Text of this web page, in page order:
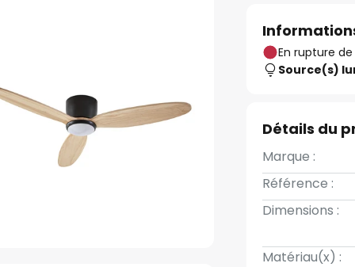
En rupture
Source(s)
Détails du
Marque :
Référence :
Dimensions :
Matériau(x) :